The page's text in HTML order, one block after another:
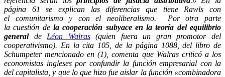
página 61 se explican las diferencias que tiene Rawls con
el comunitarismo y con el neoliberalismo. Por otra parte
la cuestión de la cooperación subyace en la teoría del equilibrio
generalde Léon Walras(quien fuera un gran promotor del
cooperativismo). En la cita 105, de la página 1088, del libro de
Schumpeter mencionado en (1), comenta que Walras criticó a los
economistas ingleses por confundir la función empresarial con la
del capitalista, y que lo que hizo fue aislar la función «combinadora